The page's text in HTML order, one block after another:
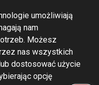
umożliwiają
nam
Możesz
nas wszystkich
dostosować użycie
opcję